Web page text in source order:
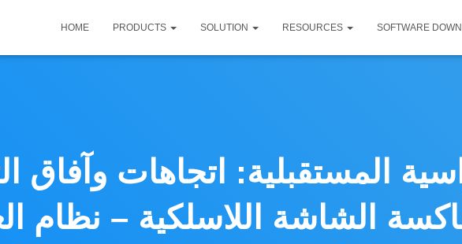
HOME PRODUCTS SOLUTION RESOURCES SOFTWARE
المستقبلية: اتجاهات وآفاق
الشاشة اللاسلكية – نظام